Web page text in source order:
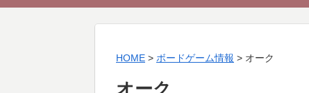
HOME > ボードゲーム情報 > オーク
オーク